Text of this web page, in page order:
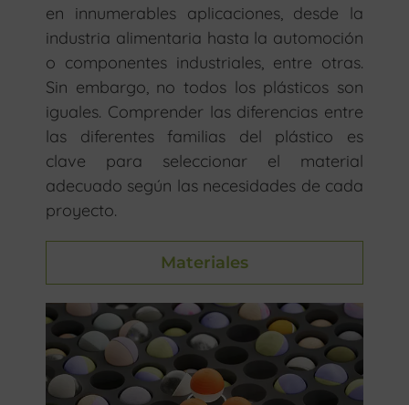
en innumerables aplicaciones, desde la
industria alimentaria hasta la automoción
o componentes industriales, entre otras.
Sin embargo, no todos los plásticos son
iguales. Comprender las diferencias entre
las diferentes familias del plástico es
clave para seleccionar el material
adecuado según las necesidades de cada
proyecto.
Materiales